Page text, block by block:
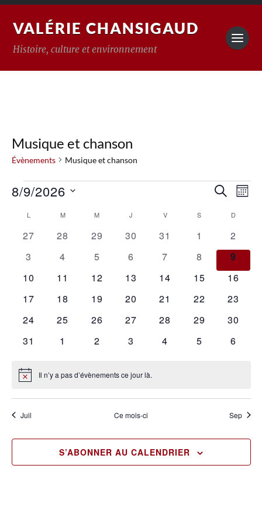
VALÉRIE CHANSIGAUD
Histoire, culture et environnement
Musique et chanson
Évènements Musique et chanson
de
vues
MOIS
8/9/2026
Calendrier
de
Évènements
L M M J V S D
0
27
0
28
0
29
0
30
0
31
0
évènements
1
0
2
0
3
0
4
0
5
0
6
0
évènements
7
0
évènements
8
0
9
0
10
0
11
0
12
0
13
0
14
0
15
0
16
0
17
0
18
0
19
0
20
0
21
0
22
0
23
0
24
0
25
0
26
0
27
0
28
0
29
0
30
0
31
0
1
0
2
0
3
0
4
0
5
0
6
Notice Il n’y a pas d’évènements ce jour là.
Juil Ce mois-ci Sep
S’ABONNER AU CALENDRIER